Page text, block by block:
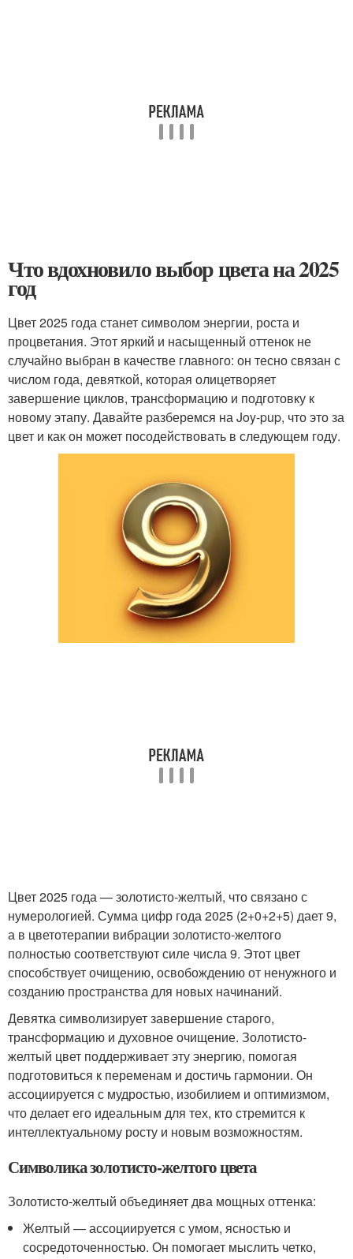
Что вдохновило выбор цвета на 2025
год
Цвет 2025 года станет символом энергии, роста и
процветания. Этот яркий и насыщенный оттенок не
случайно выбран в качестве главного: он тесно связан с
числом года, девяткой, которая олицетворяет
завершение циклов, трансформацию и подготовку к
новому этапу. Давайте разберемся на Joy-pup, что это за
цвет и как он может посодействовать в следующем году.
Цвет 2025 года — золотисто-желтый, что связано с
нумерологией. Сумма цифр года 2025 (2+0+2+5) дает 9,
а в цветотерапии вибрации золотисто-желтого
полностью соответствуют силе числа 9. Этот цвет
способствует очищению, освобождению от ненужного и
созданию пространства для новых начинаний.
Девятка символизирует завершение старого,
трансформацию и духовное очищение. Золотисто-
желтый цвет поддерживает эту энергию, помогая
подготовиться к переменам и достичь гармонии. Он
ассоциируется с мудростью, изобилием и оптимизмом,
что делает его идеальным для тех, кто стремится к
интеллектуальному росту и новым возможностям.
Символика золотисто-желтого цвета
Золотисто-желтый объединяет два мощных оттенка:
Желтый — ассоциируется с умом, ясностью и
сосредоточенностью. Он помогает мыслить четко,